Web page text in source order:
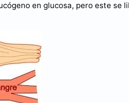
en glucosa, pero este